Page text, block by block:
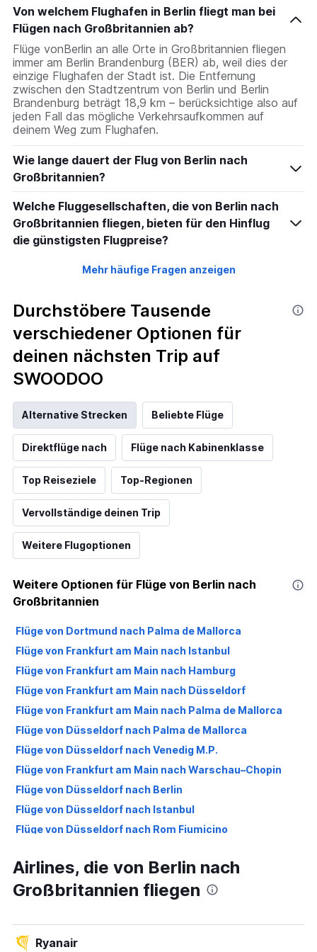
Von welchem Flughafen in Berlin fliegt man bei
Flügen nach Großbritannien ab?
Flüge vonBerlin an alle Orte in Großbritannien fliegen
immer am Berlin Brandenburg (BER) ab, weil dies der
einzige Flughafen der Stadt ist. Die Entfernung
zwischen den Stadtzentrum von Berlin und Berlin
Brandenburg beträgt 18,9 km – berücksichtige also auf
jeden Fall das mögliche Verkehrsaufkommen auf
deinem Weg zum Flughafen.
Wie lange dauert der Flug von Berlin nach
Großbritannien?
Welche Fluggesellschaften, die von Berlin nach
Großbritannien fliegen, bieten für den Hinflug
die günstigsten Flugpreise?
Mehr häufige Fragen anzeigen
Durchstöbere Tausende
verschiedener Optionen für
deinen nächsten Trip auf
SWOODOO
Alternative Strecken Beliebte Flüge
Direktflüge nach Flüge nach Kabinenklasse
Top Reiseziele Top-Regionen
Vervollständige deinen Trip
Weitere Flugoptionen
Weitere Optionen für Flüge von Berlin nach
Großbritannien
Flüge von Dortmund nach Palma de Mallorca
Flüge von Frankfurt am Main nach Istanbul
Flüge von Frankfurt am Main nach Hamburg
Flüge von Frankfurt am Main nach Düsseldorf
Flüge von Frankfurt am Main nach Palma de Mallorca
Flüge von Düsseldorf nach Palma de Mallorca
Flüge von Düsseldorf nach Venedig M.P.
Flüge von Frankfurt am Main nach Warschau–Chopin
Flüge von Düsseldorf nach Berlin
Flüge von Düsseldorf nach Istanbul
Flüge von Düsseldorf nach Rom Fiumicino
Flüge von Frankfurt am Main nach London Luton
Flüge von München nach Frankfurt am Main
Flüge von Köln nach Palma de Mallorca
Flüge von Düsseldorf nach Warschau–Chopin
Airlines, die von Berlin nach
Großbritannien fliegen
Ryanair